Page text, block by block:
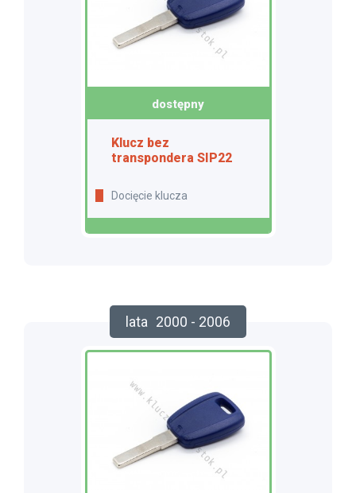
dostępny
Klucz bez
transpondera SIP22
Docięcie klucza
lata 2000 - 2006